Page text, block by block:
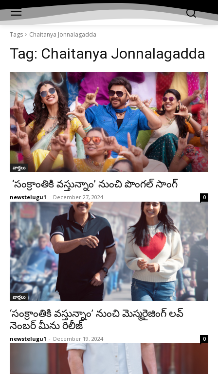
Tags Chaitanya Jonnalagadda
Tag: Chaitanya Jonnalagadda
వార్తలు
‘సంక్రాంతికి వస్తున్నాం’ నుంచి పొంగల్ సాంగ్
newstelugu1 - December 27, 2024 0
వార్తలు
‘సంక్రాంతికి వస్తున్నాం’ నుంచి మెస్మరైజింగ్ లవ్
నెంబర్ మీను రిలీజ్
newstelugu1 - December 19, 2024 0